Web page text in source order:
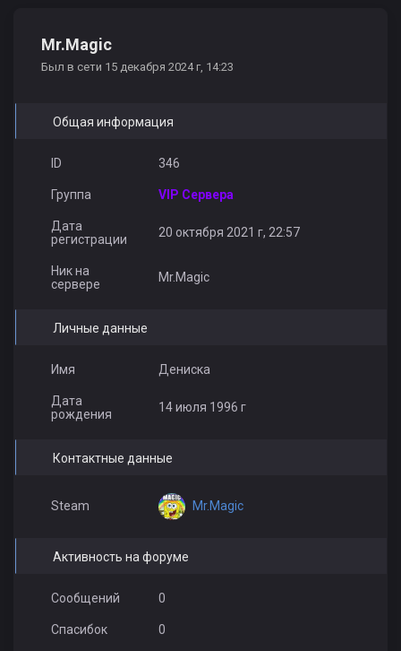
Mr.Magic
Был в сети 15 декабря 2024 г, 14:23
Общая информация
ID 346
Группа VIP Сервера
Дата
регистрации
20 октября 2021 г, 22:57
Ник на
сервере
Mr.Magic
Личные данные
Имя Дениска
Дата
рождения
14 июля 1996 г
Контактные данные
Steam Mr.Magic
Активность на форуме
Сообщений 0
Спасибок 0